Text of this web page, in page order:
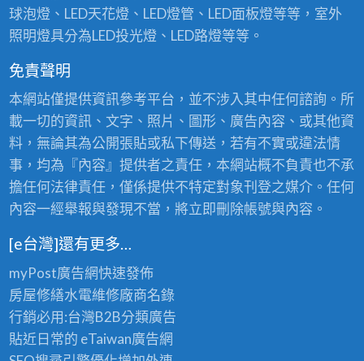
球泡燈、LED天花燈、LED燈管、LED面板燈等等，室外
照明燈具分為LED投光燈、LED路燈等等。
免責聲明
本網站僅提供資訊參考平台，並不涉入其中任何諮詢。所
載一切的資訊、文字、照片、圖形、廣告內容、或其他資
料，無論其為公開張貼或私下傳送，若有不實或違法情
事，均為『內容』提供者之責任，本網站概不負責也不承
擔任何法律責任，僅係提供不特定對象刊登之媒介。任何
內容一經舉報與發現不當，將立即刪除帳號與內容。
[e台灣]還有更多…
myPost廣告網快速發佈
房屋修繕水電維修廠商名錄
行銷必用:台灣B2B分類廣告
貼近日常的 eTaiwan廣告網